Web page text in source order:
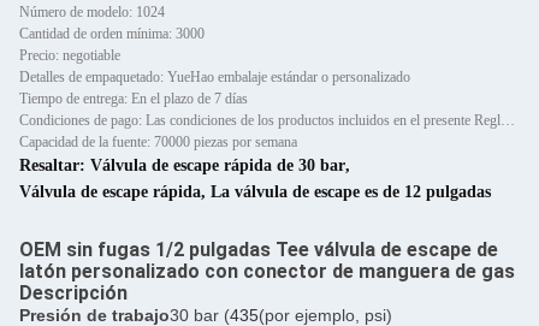
Número de modelo: 1024
Cantidad de orden mínima: 3000
Precio: negotiable
Detalles de empaquetado: YueHao embalaje estándar o personalizado
Tiempo de entrega: En el plazo de 7 días
Condiciones de pago: Las condiciones de los productos incluidos en el presente Reglamento son las siguientes:
Capacidad de la fuente: 70000 piezas por semana
Resaltar: Válvula de escape rápida de 30 bar,
Válvula de escape rápida, La válvula de escape es de 12 pulgadas
OEM sin fugas 1/2 pulgadas Tee válvula de escape de
latón personalizado con conector de manguera de gas
Descripción
Presión de trabajo30 bar (435(por ejemplo, psi)